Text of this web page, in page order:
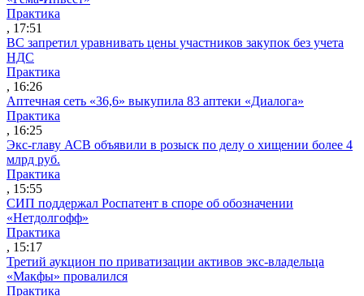
Практика
, 17:51
ВС запретил уравнивать цены участников закупок без учета
НДС
Практика
, 16:26
Аптечная сеть «36,6» выкупила 83 аптеки «Диалога»
Практика
, 16:25
Экс-главу АСВ объявили в розыск по делу о хищении более 4
млрд руб.
Практика
, 15:55
СИП поддержал Роспатент в споре об обозначении
«Нетдолгофф»
Практика
, 15:17
Третий аукцион по приватизации активов экс-владельца
«Макфы» провалился
Практика